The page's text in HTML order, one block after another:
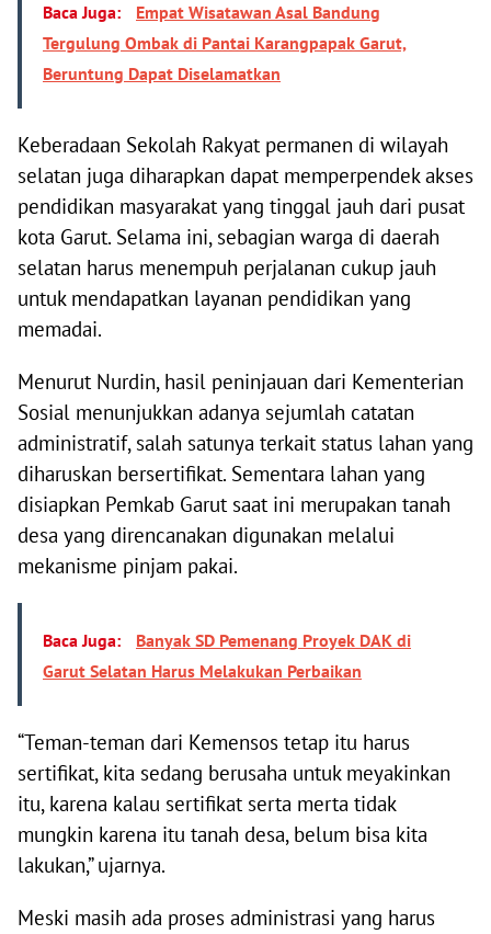
Baca Juga:
Empat Wisatawan Asal Bandung
Tergulung Ombak di Pantai Karangpapak Garut,
Beruntung Dapat Diselamatkan
Keberadaan Sekolah Rakyat permanen di wilayah
selatan juga diharapkan dapat memperpendek akses
pendidikan masyarakat yang tinggal jauh dari pusat
kota Garut. Selama ini, sebagian warga di daerah
selatan harus menempuh perjalanan cukup jauh
untuk mendapatkan layanan pendidikan yang
memadai.
Menurut Nurdin, hasil peninjauan dari Kementerian
Sosial menunjukkan adanya sejumlah catatan
administratif, salah satunya terkait status lahan yang
diharuskan bersertifikat. Sementara lahan yang
disiapkan Pemkab Garut saat ini merupakan tanah
desa yang direncanakan digunakan melalui
mekanisme pinjam pakai.
Baca Juga:
Banyak SD Pemenang Proyek DAK di
Garut Selatan Harus Melakukan Perbaikan
“Teman-teman dari Kemensos tetap itu harus
sertifikat, kita sedang berusaha untuk meyakinkan
itu, karena kalau sertifikat serta merta tidak
mungkin karena itu tanah desa, belum bisa kita
lakukan,” ujarnya.
Meski masih ada proses administrasi yang harus